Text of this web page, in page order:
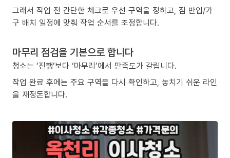
그래서 작업 전 간단한 체크로 우선 구역을 정하고, 짐 반입/가
구 배치 일정에 맞춰 작업 순서를 조정합니다.
마무리 점검을 기본으로 합니다
청소는 ‘진행’보다 ‘마무리’에서 만족도가 갈립니다.
작업 완료 후에는 주요 구역을 다시 확인하고, 놓치기 쉬운 라인
을 재정돈합니다.